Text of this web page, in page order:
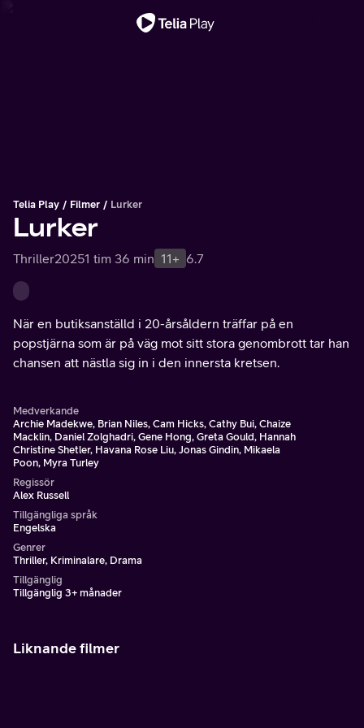
Telia Play Filmer Lurker
Lurker
Thriller20251 tim 36 min 11+ 6.7
När en butiksanställd i 20-årsåldern träffar på en
popstjärna som är på väg mot sitt stora genombrott tar han
chansen att nästla sig in i den innersta kretsen.
Medverkande
Archie Madekwe, Brian Niles, Cam Hicks, Cathy Bui, Chaize
Macklin, Daniel Zolghadri, Gene Hong, Greta Gould, Hannah
Christine Shetler, Havana Rose Liu, Jonas Gindin, Mikaela
Poon, Myra Turley
Regissör
Alex Russell
Tillgängliga språk
Engelska
Genrer
Thriller, Kriminalare, Drama
Tillgänglig
Tillgänglig 3+ månader
Liknande filmer